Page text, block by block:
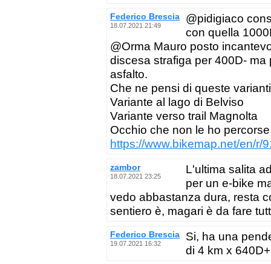
Federico Brescia
18.07.2021 21:49
@pidigiaco
con quella
@Orma Mauro posto
discesa strafiga per 400D-
asfalto.
Che ne pensi di queste
Variante al lago di Belviso
Variante verso trail Magnolta
Occhio che non le ho
https://www.bikemap.net/en/r/
zambor
18.07.2021 23:25
L'ultima salita
per un e-bike
vedo abbastanza dura, resta
sentiero è, magari è da fare
Federico Brescia
19.07.2021 16:32
Si, ha una
di 4 km x 640D+